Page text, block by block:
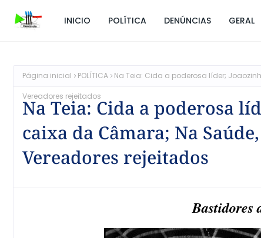
INICIO POLÍTICA DENÚNCIAS GERAL
Página inicial POLÍTICA Na Teia: Cida a poderosa líder;
Vereadores rejeitados
Na Teia: Cida a poderosa
caixa da Câmara; Na
Vereadores rejeitados
Bastidores